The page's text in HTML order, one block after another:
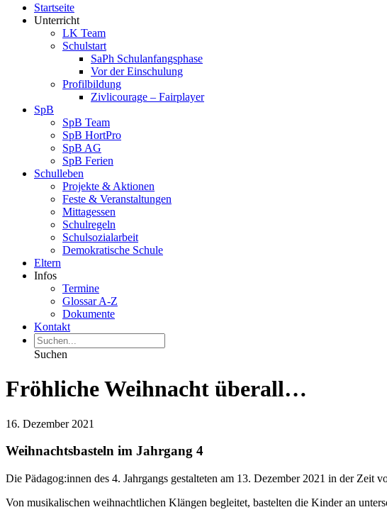
Startseite
Unterricht
LK Team
Schulstart
SaPh Schulanfangsphase
Vor der Einschulung
Profilbildung
Zivlicourage – Fairplayer
SpB
SpB Team
SpB HortPro
SpB AG
SpB Ferien
Schulleben
Projekte & Aktionen
Feste & Veranstaltungen
Mittagessen
Schulregeln
Schulsozialarbeit
Demokratische Schule
Eltern
Infos
Termine
Glossar A-Z
Dokumente
Kontakt
Suchen
Fröhliche Weihnacht überall…
16. Dezember 2021
Weihnachtsbasteln im Jahrgang 4
Die Pädagog:innen des 4. Jahrgangs gestalteten am 13. Dezember 2021 in der
Von musikalischen weihnachtlichen Klängen begleitet, bastelten die Kinder an